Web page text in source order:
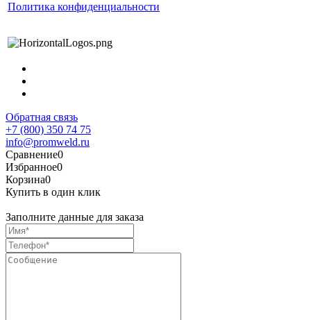
Политика конфиденциальности
Обратная связь
+7 (800) 350 74 75
info@promweld.ru
Сравнение0
Избранное0
Корзина0
Купить в один клик
Заполните данные для заказа